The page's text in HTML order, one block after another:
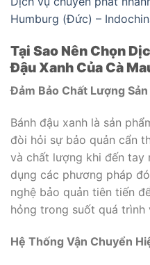
Humburg (Đức) –
Tại Sao Nên Chọn
Đậu Xanh Của Cà
Đảm Bảo Chất Lượng Sản
Bánh đậu xanh là sản
đòi hỏi sự bảo quản cẩn
và chất lượng khi đến tay
dụng các phương pháp
nghệ bảo quản tiên tiến
hỏng trong suốt quá trình
Hệ Thống Vận Chuyển